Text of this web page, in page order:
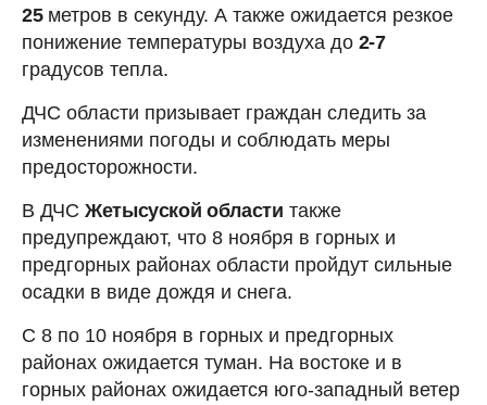
25 метров в секунду. А также ожидается резкое
понижение температуры воздуха до 2-7
градусов тепла.
ДЧС области призывает граждан следить за
изменениями погоды и соблюдать меры
предосторожности.
В ДЧС Жетысуской области также
предупреждают, что 8 ноября в горных и
предгорных районах области пройдут сильные
осадки в виде дождя и снега.
С 8 по 10 ноября в горных и предгорных
районах ожидается туман. На востоке и в
горных районах ожидается юго-западный ветер